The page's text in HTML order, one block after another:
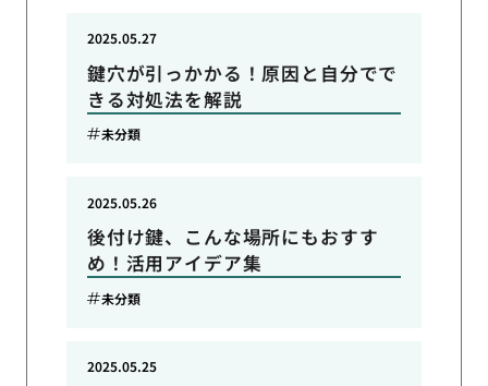
鍵穴が引っかかる！原因と自分でで
きる対処法を解説
2025.05.27
未分類
後付け鍵、こんな場所にもおすす
め！活用アイデア集
2025.05.26
未分類
2025.05.25